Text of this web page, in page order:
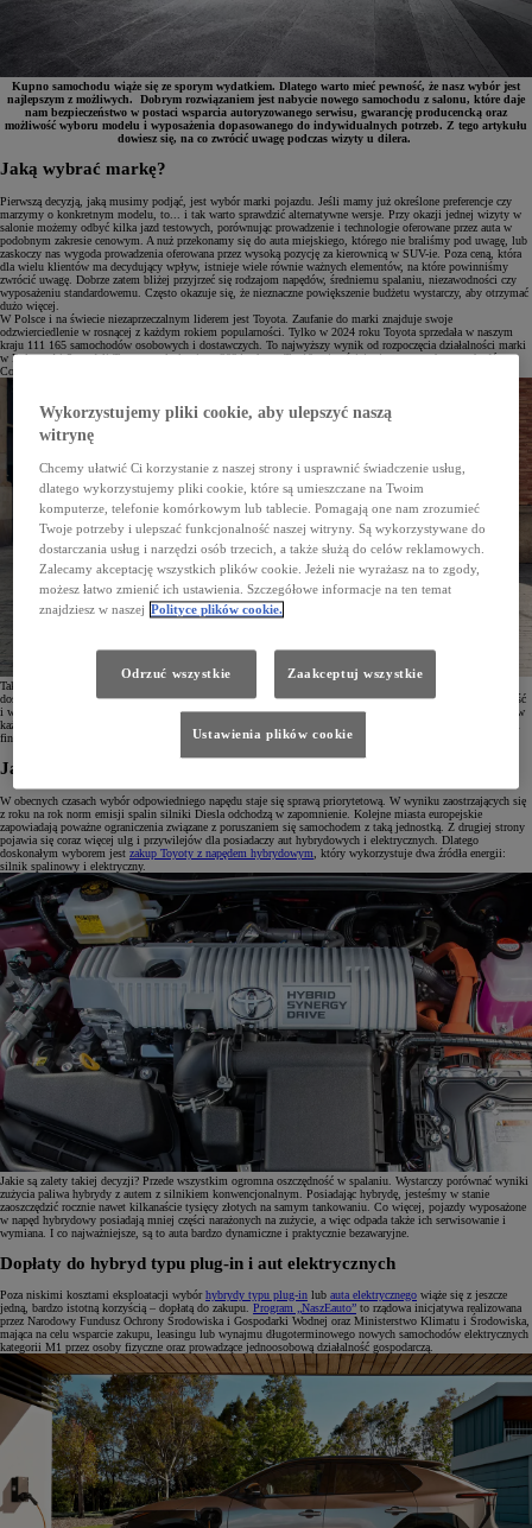
Kupno samochodu wiąże się ze sporym wydatkiem. Dlatego warto mieć pewność, że nasz wybór jest
najlepszym z możliwych. Dobrym rozwiązaniem jest nabycie nowego samochodu z salonu, które daje
nam bezpieczeństwo w postaci wsparcia autoryzowanego serwisu, gwarancję producencką oraz
możliwość wyboru modelu i wyposażenia dopasowanego do indywidualnych potrzeb. Z tego artykułu
dowiesz się, na co zwrócić uwagę podczas wizyty u dilera.
Jaką wybrać markę?
Pierwszą decyzją, jaką musimy podjąć, jest wybór marki pojazdu. Jeśli mamy już określone preferencje czy
marzymy o konkretnym modelu, to... i tak warto sprawdzić alternatywne wersje. Przy okazji jednej wizyty w
salonie możemy odbyć kilka jazd testowych, porównując prowadzenie i technologie oferowane przez auta w
podobnym zakresie cenowym. A nuż przekonamy się do auta miejskiego, którego nie braliśmy pod uwagę, lub
zaskoczy nas wygoda prowadzenia oferowana przez wysoką pozycję za kierownicą w SUV-ie. Poza ceną, która
dla wielu klientów ma decydujący wpływ, istnieje wiele równie ważnych elementów, na które powinniśmy
zwrócić uwagę. Dobrze zatem bliżej przyjrzeć się rodzajom napędów, średniemu spalaniu, niezawodności czy
wyposażeniu standardowemu. Często okazuje się, że nieznaczne powiększenie budżetu wystarczy, aby otrzymać
dużo więcej.
W Polsce i na świecie niezaprzeczalnym liderem jest Toyota. Zaufanie do marki znajduje swoje
odzwierciedlenie w rosnącej z każdym rokiem popularności. Tylko w 2024 roku Toyota sprzedała w naszym
kraju 111 165 samochodów osobowych i dostawczych. To najwyższy wynik od rozpoczęcia działalności marki
w Polsce. Aż 5 modeli Toyoty znalazło się w 2024 roku w Top10 najczęściej rejestrowanych samochodów, z
Corollą na czele.
Tak mocna pozycja marki to efekt wielu czynników, wśród których można na pewno wyróżnić popularność
doskonałego napędu hybrydowego (aż 82% klientów wybiera podwójne źródło napędu), wysoką niezawodność
i wartość rezydualną,
zaawansowane systemy bezpieczeństwa Toyota T-Mate,w tym dostępny w standardzie w
każdym modelu pakiet Toyota Safety Sense, wsparcie najlepszego serwisu w Polsce czy kompleksowe usługi
finansowe dopasowane do potrzeb.
Jaki napęd będzie dla mnie najlepszy?
W obecnych czasach wybór odpowiedniego napędu staje się sprawą priorytetową. W wyniku zaostrzających się
z roku na rok norm emisji spalin silniki Diesla odchodzą w zapomnienie. Kolejne miasta europejskie
zapowiadają poważne ograniczenia związane z poruszaniem się samochodem z taką jednostką. Z drugiej strony
pojawia się coraz więcej ulg i przywilejów dla posiadaczy aut hybrydowych i elektrycznych. Dlatego
doskonałym wyborem jest zakup Toyoty z napędem hybrydowym , który wykorzystuje dwa źródła energii:
silnik spalinowy i elektryczny.
Jakie są zalety takiej decyzji? Przede wszystkim ogromna oszczędność w spalaniu. Wystarczy porównać wyniki
zużycia paliwa hybrydy z autem z silnikiem konwencjonalnym. Posiadając hybrydę, jesteśmy w stanie
zaoszczędzić rocznie nawet kilkanaście tysięcy złotych na samym tankowaniu. Co więcej, pojazdy wyposażone
w napęd hybrydowy posiadają mniej części narażonych na zużycie, a więc odpada także ich serwisowanie i
wymiana. I co najważniejsze, są to auta bardzo dynamiczne i praktycznie bezawaryjne.
Dopłaty do hybryd typu plug-in i aut elektrycznych
Poza niskimi kosztami eksploatacji wybórhybrydy typu plug-in lub auta elektrycznego wiąże się z jeszcze
jedną, bardzo istotną korzyścią – dopłatą do zakupu. Program „NaszEauto” to rządowa inicjatywa realizowana
przez Narodowy Fundusz Ochrony Środowiska i Gospodarki Wodnej oraz Ministerstwo Klimatu i Środowiska,
mająca na celu wsparcie zakupu, leasingu lub wynajmu długoterminowego nowych samochodów elektrycznych
kategorii M1 przez osoby fizyczne oraz prowadzące jednoosobową działalność gospodarczą.
Wykorzystujemy pliki cookie, aby ulepszyć naszą
witrynę
Chcemy ułatwić Ci korzystanie z naszej strony i usprawnić świadczenie usług,
dlatego wykorzystujemy pliki cookie, które są umieszczane na Twoim
komputerze, telefonie komórkowym lub tablecie. Pomagają one nam zrozumieć
Twoje potrzeby i ulepszać funkcjonalność naszej witryny. Są wykorzystywane do
dostarczania usług i narzędzi osób trzecich, a także służą do celów reklamowych.
Zalecamy akceptację wszystkich plików cookie. Jeżeli nie wyrażasz na to zgody,
możesz łatwo zmienić ich ustawienia. Szczegółowe informacje na ten temat
znajdziesz w naszej Polityce plików cookie.
Odrzuć wszystkie Zaakceptuj wszystkie
Ustawienia plików cookie